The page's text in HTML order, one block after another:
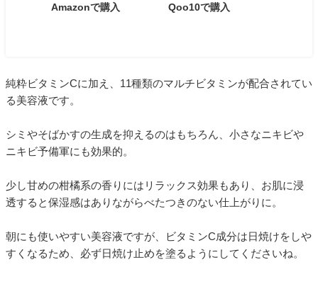
Amazonで購入 Qoo10で購入
純粋ビタミンCに加え、11種類のマルチビタミンが配合されてい
る美容液です。
シミやそばかすの生成を抑えるのはもちろん、小さなニキビや
ニキビ予備軍にも効果的。
少し甘めの柑橘系の香りにはリラックス効果もあり、お肌に浸
透すると保湿感はありながらべたつきのない仕上がりに。
朝にも使いやすい美容液ですが、ビタミンC成分は日焼けをしや
すくなるため、必ず日焼け止めを塗るようにしてくださいね。